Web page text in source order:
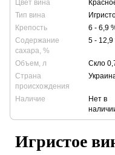
Цвет вина
Тип вина
Крепость
6 - 6,9
Содержание
сахара, %
5 - 12,9
Объем, л
Скло
Страна
происхождения
Наличие
Нет в
Игристое